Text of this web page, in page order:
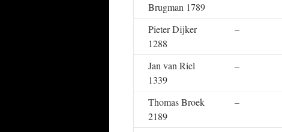
Brugman 1789
Pieter Dijker
1288
–
Jan van Riel
1339
–
Thomas Broek
2189
–